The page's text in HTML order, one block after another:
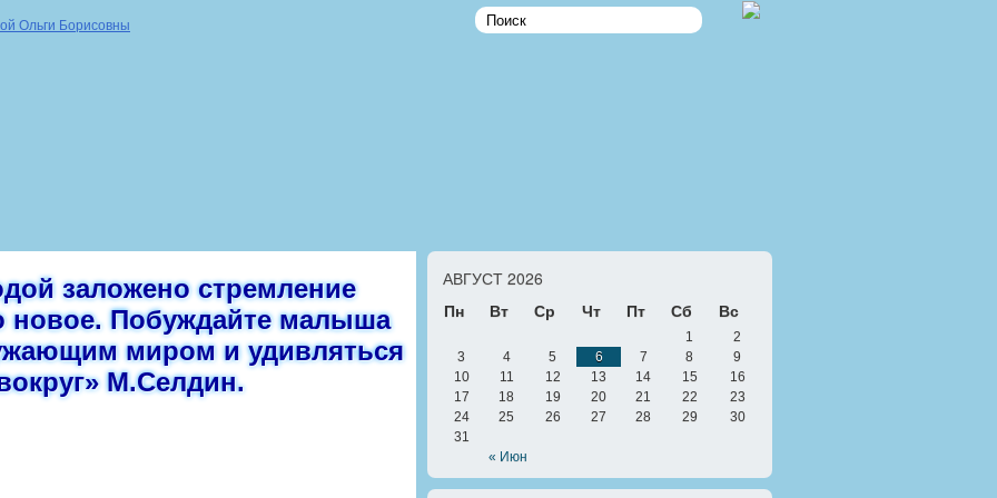
заложено стремление
новое. Побуждайте малыша
миром и удивляться
М.Селдин.
АВГУСТ 2026
Пн
Вт Ср Чт Пт Сб Вс
« Июн
1
2
3
4 5 6 7 8
9
10
11 12 13 14 15
16
17
18 19 20 21 22
23
24
25 26 27 28 29
30
31